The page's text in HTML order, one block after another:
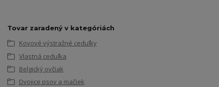
Tovar zaradený v kategóriách
Kovové výstražné ceduľky
Vlastná ceduľka
Belgický ovčiak
Dvojice psov a mačiek